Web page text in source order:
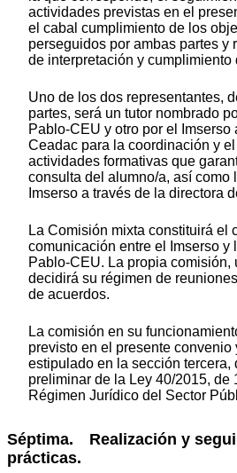
actividades previstas en el
el cabal cumplimiento de los
perseguidos por ambas partes y
de interpretación y cumplimiento
Uno de los dos representantes,
partes, será un tutor nombrado
Pablo-CEU y otro por el Imserso
Ceadac para la coordinación y
actividades formativas que
consulta del alumno/a, así como
Imserso a través de la directora
La Comisión mixta constituirá el
comunicación entre el Imserso y
Pablo-CEU. La propia comisión,
decidirá su régimen de
de acuerdos.
La comisión en su
previsto en el presente
estipulado en la sección tercera,
preliminar de la Ley 40/2015, de
Régimen Jurídico del Sector
Séptima. Realización y
prácticas.